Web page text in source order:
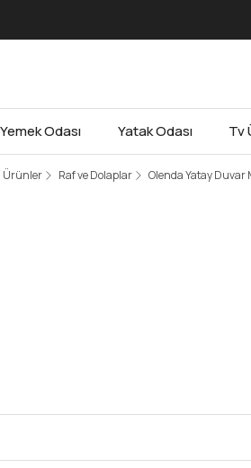
Yemek Odası Yatak Odası Tv
Ürünler Raf ve Dolaplar Olenda Yatay Duvar